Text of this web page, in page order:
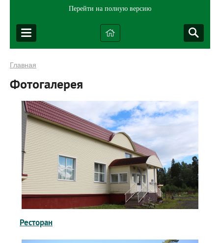
Перейти на полную версию
Главная
Фотогалерея
Ресторан